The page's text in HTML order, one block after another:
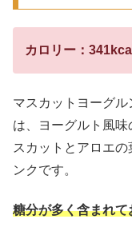
カロリー：341kcal
マスカットヨーグ
は、ヨーグルト風
スカットとアロエ
ンクです。
糖分が多く含まれ